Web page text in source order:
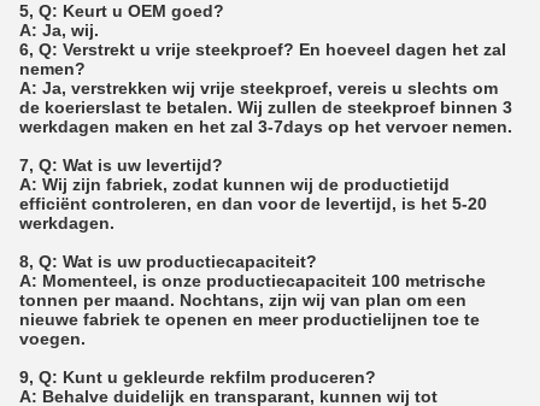
5, Q: Keurt u OEM goed?
A: Ja, wij.
6, Q: Verstrekt u vrije steekproef? En hoeveel dagen het zal
nemen?
A: Ja, verstrekken wij vrije steekproef, vereis u slechts om
de koerierslast te betalen. Wij zullen de steekproef binnen 3
werkdagen maken en het zal 3-7days op het vervoer nemen.
7, Q: Wat is uw levertijd?
A: Wij zijn fabriek, zodat kunnen wij de productietijd
efficiënt controleren, en dan voor de levertijd, is het 5-20
werkdagen.
8, Q: Wat is uw productiecapaciteit?
A: Momenteel, is onze productiecapaciteit 100 metrische
tonnen per maand. Nochtans, zijn wij van plan om een
nieuwe fabriek te openen en meer productielijnen toe te
voegen.
9, Q: Kunt u gekleurde rekfilm produceren?
A: Behalve duidelijk en transparant, kunnen wij tot